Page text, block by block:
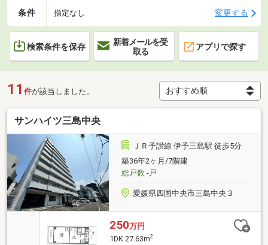
条件 指定なし 変更する
検索条件を保存
新着メールを受
取る
アプリで探す
11 件が該当しました。
サンハイツ三島中央
ＪＲ予讃線 伊予三島駅 徒歩5分
築36年2ヶ月/7階建
総戸数-戸
愛媛県四国中央市三島中央３
250万円
1DK 27.63m2